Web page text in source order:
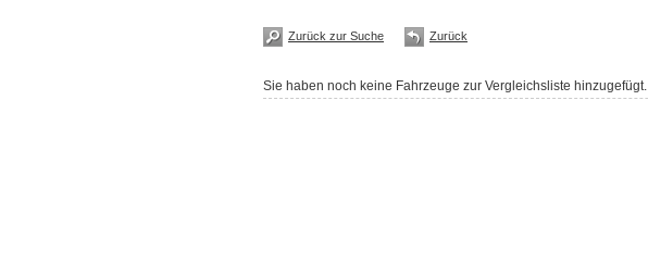
Zurück zur Suche Zurück
Sie haben noch keine Fahrzeuge zur Vergleichsliste hinzugefügt.